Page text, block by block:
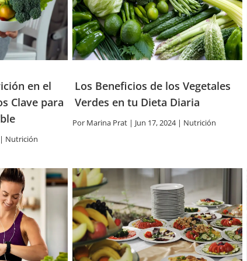
en el
Clave para
Nutrición
Los Beneficios de los Vegetales
Verdes en tu Dieta Diaria
Por Marina Prat| Jun 17, 2024| Nutrición